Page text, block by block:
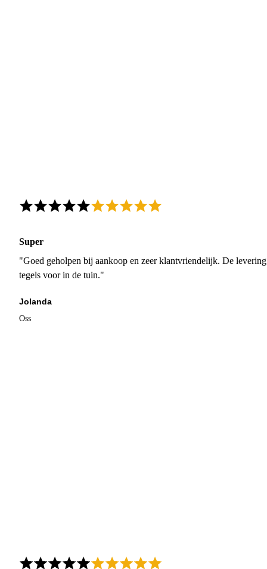
Super
"Goed geholpen bij aankoop en zeer klantvriendelijk. De
tegels voor in de tuin."
Jolanda
Oss